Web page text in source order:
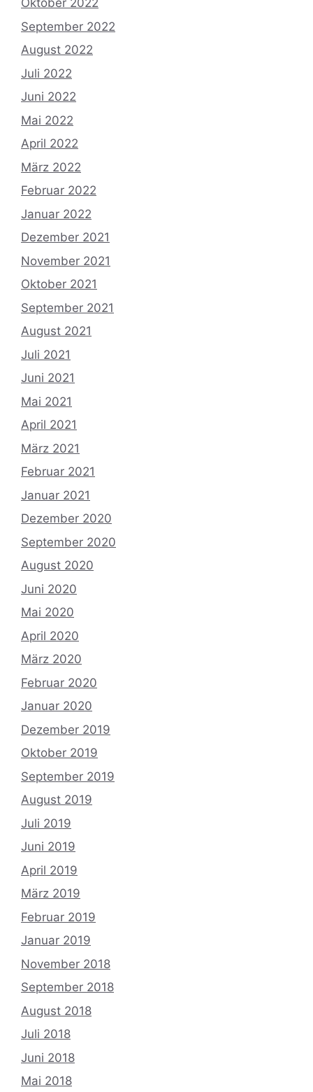
Oktober 2022
September 2022
August 2022
Juli 2022
Juni 2022
Mai 2022
April 2022
März 2022
Februar 2022
Januar 2022
Dezember 2021
November 2021
Oktober 2021
September 2021
August 2021
Juli 2021
Juni 2021
Mai 2021
April 2021
März 2021
Februar 2021
Januar 2021
Dezember 2020
September 2020
August 2020
Juni 2020
Mai 2020
April 2020
März 2020
Februar 2020
Januar 2020
Dezember 2019
Oktober 2019
September 2019
August 2019
Juli 2019
Juni 2019
April 2019
März 2019
Februar 2019
Januar 2019
November 2018
September 2018
August 2018
Juli 2018
Juni 2018
Mai 2018